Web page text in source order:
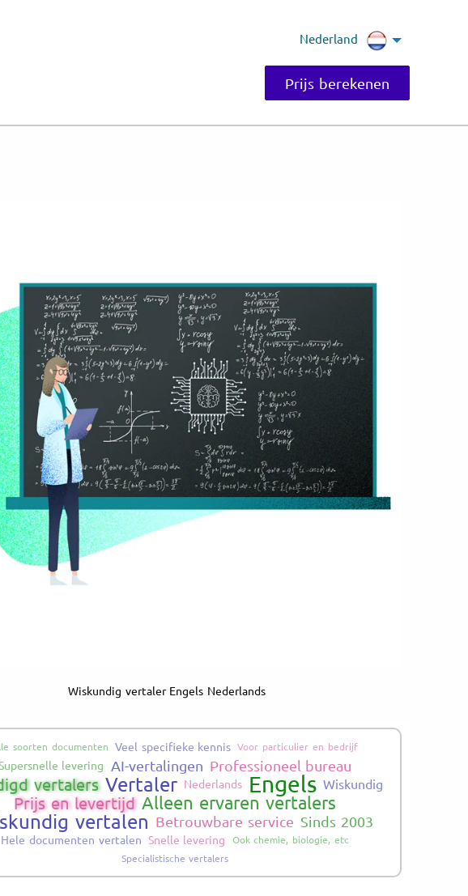
Nederland
Prijs berekenen
Wiskundig vertaler Engels Nederlands
soorten documenten Veel specifieke kennis Voor particulier en bedrijf
levering AI-vertalingen Professioneel bureau
vertalers Vertaler Nederlands Engels Wiskundig
Prijs en levertijd Alleen ervaren vertalers
vertalen Betrouwbare service Sinds 2003
Hele documenten vertalen Snelle levering
Ook chemie, biologie, etc
Specialistische vertalers